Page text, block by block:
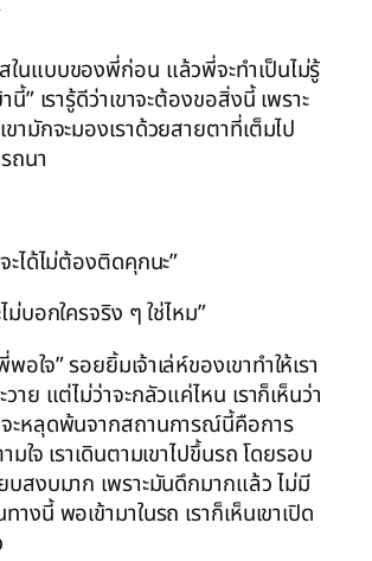
นแบบของพี่ก่อน แล้วพี่จะทำเป็นไม่รู้
นี้” เรารู้ดีว่าเขาจะต้องขอสิ่งนี้ เพราะ
ามักจะมองเราด้วยสายตาที่เต็มไป
ถนา
ะได้ไม่ต้องติดคุกนะ”
ม่บอกใครจริง ๆ ใช่ไหม”
อใจ” รอยยิ้มเจ้าเล่ห์ของเขาทำให้เรา
าย แต่ไม่ว่าจะกลัวแค่ไหน เราก็เห็นว่า
ะหลุดพ้นจากสถานการณ์นี้คือการ
มใจ เราเดินตามเขาไปขึ้นรถ โดยรอบ
บสงบมาก เพราะมันดึกมากแล้ว ไม่มี
งนี้ พอเข้ามาในรถ เราก็เห็นเขาเปิด